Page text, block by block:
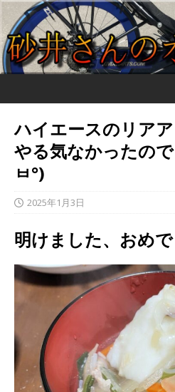
ハイエースのリア
やる気なかったの
ㅂ°҂)
2025年1月3日
明けました、おめ